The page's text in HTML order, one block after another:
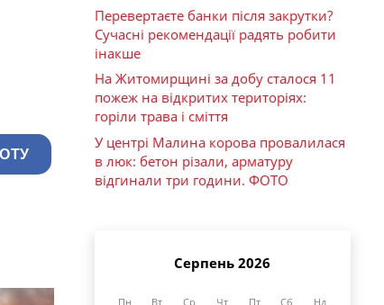
Перевертаєте банки після закрутки?
Сучасні рекомендації радять робити
інакше
На Житомирщині за добу сталося 11
пожеж на відкритих територіях:
горіли трава і сміття
У центрі Малина корова провалилася
в люк: бетон різали, арматуру
відгинали три години. ФОТО
Серпень 2026